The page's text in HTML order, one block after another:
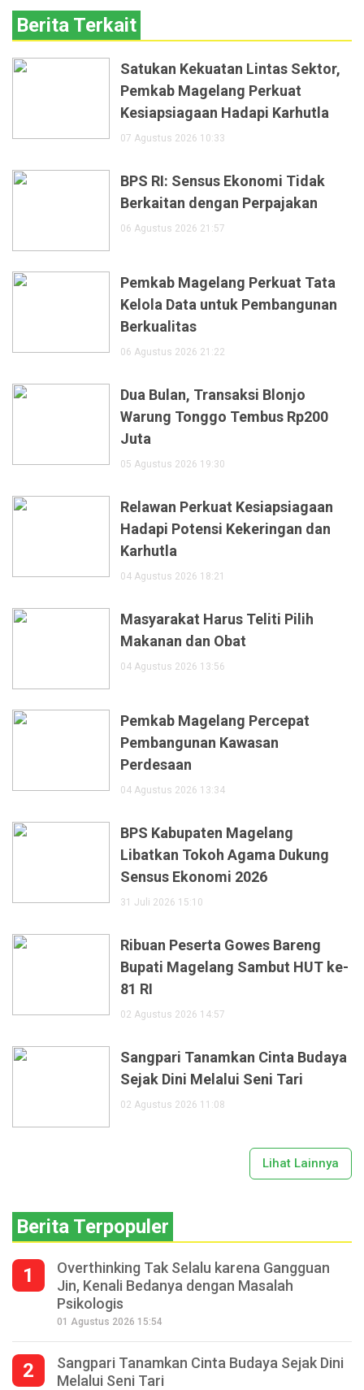
Berita Terkait
Satukan Kekuatan Lintas Sektor,
Pemkab Magelang Perkuat
Kesiapsiagaan Hadapi Karhutla
07 Agustus 2026 10:33
BPS RI: Sensus Ekonomi Tidak
Berkaitan dengan Perpajakan
06 Agustus 2026 21:57
Pemkab Magelang Perkuat Tata
Kelola Data untuk Pembangunan
Berkualitas
06 Agustus 2026 21:22
Dua Bulan, Transaksi Blonjo
Warung Tonggo Tembus Rp200
Juta
05 Agustus 2026 19:30
Relawan Perkuat Kesiapsiagaan
Hadapi Potensi Kekeringan dan
Karhutla
04 Agustus 2026 18:21
Masyarakat Harus Teliti Pilih
Makanan dan Obat
04 Agustus 2026 13:56
Pemkab Magelang Percepat
Pembangunan Kawasan
Perdesaan
04 Agustus 2026 13:34
BPS Kabupaten Magelang
Libatkan Tokoh Agama Dukung
Sensus Ekonomi 2026
31 Juli 2026 15:10
Ribuan Peserta Gowes Bareng
Bupati Magelang Sambut HUT ke-
81 RI
02 Agustus 2026 14:57
Sangpari Tanamkan Cinta Budaya
Sejak Dini Melalui Seni Tari
02 Agustus 2026 11:08
Lihat Lainnya
Berita Terpopuler
1
Overthinking Tak Selalu karena Gangguan
Jin, Kenali Bedanya dengan Masalah
Psikologis
01 Agustus 2026 15:54
2
Sangpari Tanamkan Cinta Budaya Sejak Dini
Melalui Seni Tari